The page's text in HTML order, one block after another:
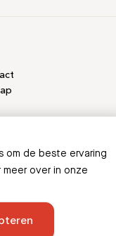
om de beste ervaring
over in onze
in